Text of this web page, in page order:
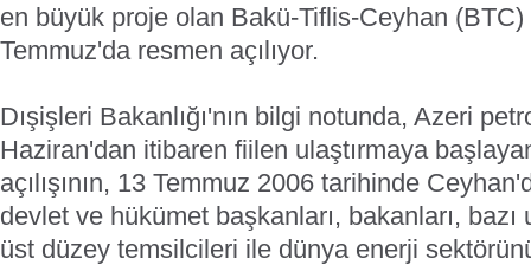
en büyük proje olan Bakü-Tiflis-Ceyhan (BTC)
Temmuz'da resmen açılıyor.
Dışişleri Bakanlığı'nın bilgi notunda, Azeri
Haziran'dan itibaren fiilen ulaştırmaya
açılışının, 13 Temmuz 2006 tarihinde
devlet ve hükümet başkanları, bakanları, bazı
üst düzey temsilcileri ile dünya enerji